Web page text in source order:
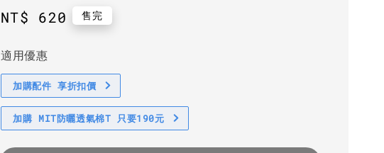
Regular
NT$ 620 售完
適用優惠
加購配件 享折扣價
加購 MIT防曬透氣棉T 只要190元